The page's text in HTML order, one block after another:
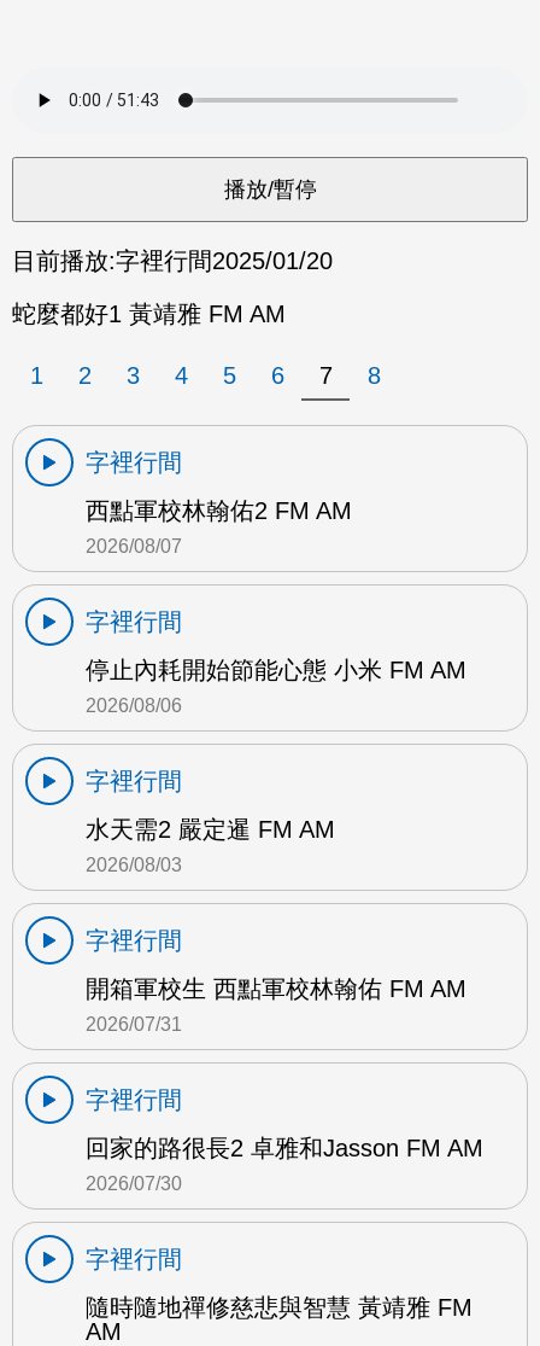
目前播放:字裡行間2025/01/20
蛇麼都好1 黃靖雅 FM AM
1 2 3 4 5 6 7 8
字裡行間
西點軍校林翰佑2 FM AM
2026/08/07
字裡行間
停止內耗開始節能心態 小米 FM AM
2026/08/06
字裡行間
水天需2 嚴定暹 FM AM
2026/08/03
字裡行間
開箱軍校生 西點軍校林翰佑 FM AM
2026/07/31
字裡行間
回家的路很長2 卓雅和Jasson FM AM
2026/07/30
字裡行間
隨時隨地禪修慈悲與智慧 黃靖雅 FM
AM